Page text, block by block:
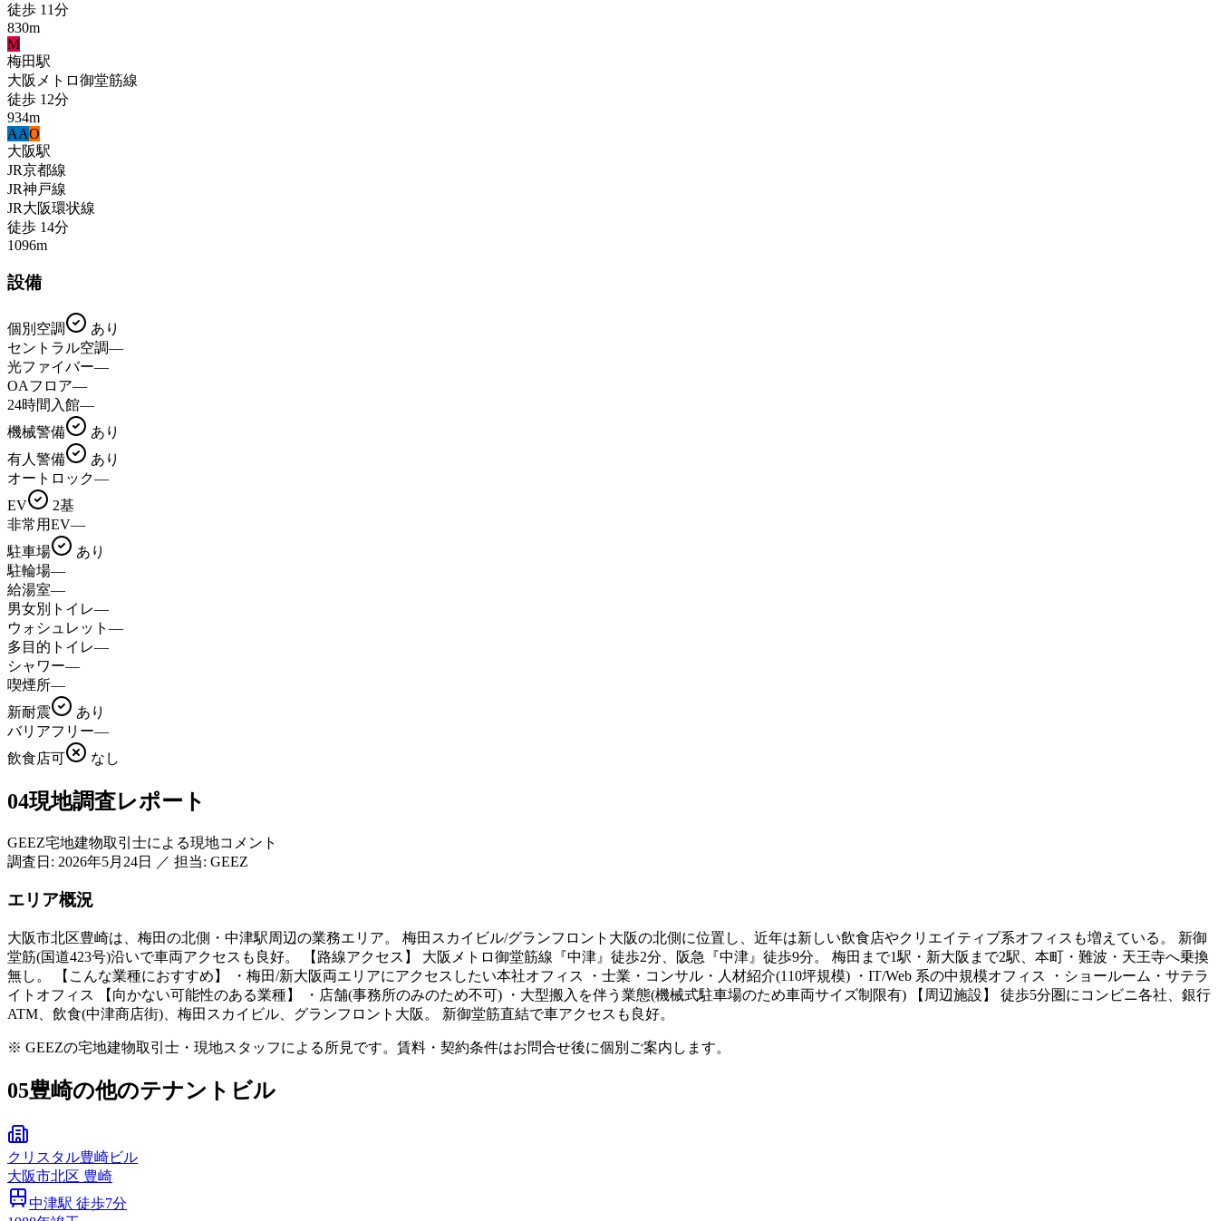
徒歩 11分
830m
M
梅田駅
大阪メトロ御堂筋線
徒歩 12分
934m
AAO
大阪駅
JR京都線
JR神戸線
JR大阪環状線
徒歩 14分
1096m
設備
個別空調
あり
セントラル空調—
光ファイバー—
OAフロア—
24時間入館—
機械警備
あり
有人警備
あり
オートロック—
EV
2基
非常用EV—
駐車場
あり
駐輪場—
給湯室—
男女別トイレ—
ウォシュレット —
多目的トイレ—
シャワー—
喫煙所—
新耐震
あり
バリアフリー—
飲食店可
なし
04現地調査レポート
GEEZ宅地建物取引士による現地コメント
調査日: 2026年5月24日 ／ 担当: GEEZ
エリア概況
大阪市北区豊崎は、梅田の北側・中津駅周辺の業務エリア。 梅田スカイビル/グランフロント大阪の北側に位置し、近年は新しい飲食店やクリエイティブ系オフィスも増えている。 新御
堂筋(国道423号)沿いで車両アクセスも良好。 【路線アクセス】 大阪メトロ御堂筋線『中津』徒歩2分、阪急『中津』徒歩9分。 梅田まで1駅・新大阪まで2駅、本町・難波・天王寺へ乗換
無し。 【こんな業種におすすめ】 ・梅田/新大阪両エリアにアクセスしたい本社オフィス ・士業・コンサル・人材紹介(110坪規模) ・IT/Web 系の中規模オフィス ・ショールーム・サテラ
イトオフィス 【向かない可能性のある業種】 ・店舗(事務所のみのため不可) ・大型搬入を伴う業態(機械式駐車場のため車両サイズ制限有) 【周辺施設】 徒歩5分圏にコンビニ各社、銀行
ATM、飲食(中津商店街)、梅田スカイビル、グランフロント大阪。 新御堂筋直結で車アクセスも良好。
※ GEEZの宅地建物取引士・現地スタッフによる所見です。賃料・契約条件はお問合せ後に個別ご案内します。
05豊崎の他のテナントビル
クリスタル豊崎ビル
大阪市北区 豊崎
中津駅 徒歩7分